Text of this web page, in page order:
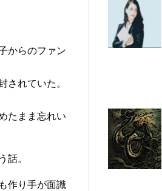
からのファン
されていた。
たまま忘れい
話。
作り手が面識